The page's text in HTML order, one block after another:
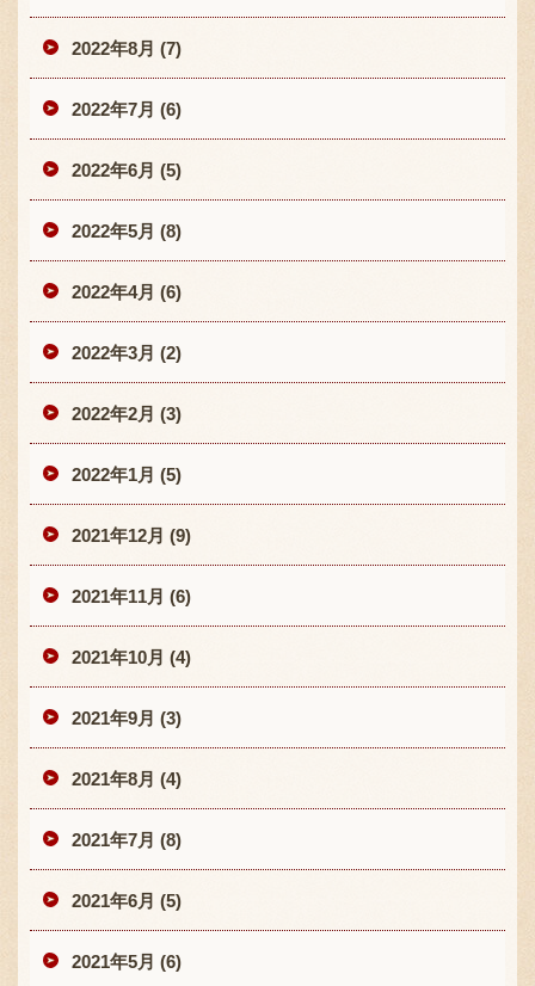
2022年8月 (7)
2022年7月 (6)
2022年6月 (5)
2022年5月 (8)
2022年4月 (6)
2022年3月 (2)
2022年2月 (3)
2022年1月 (5)
2021年12月 (9)
2021年11月 (6)
2021年10月 (4)
2021年9月 (3)
2021年8月 (4)
2021年7月 (8)
2021年6月 (5)
2021年5月 (6)